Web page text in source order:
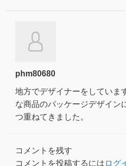
phm80680
地方でデザイナーをしていま
な商品のパッケージデザイン
つ重ねてきました。
コメントを残す
コメントを投稿するには ログ